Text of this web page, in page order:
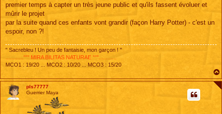
premier temps à capter un très jeune public et qu'ils fassent évoluer et
mûrir le projet
par la suite quand ces enfants vont grandir (façon Harry Potter) - c'est un
espoir, non ?!
" Sacrebleu ! Un peu de fantaisie, mon garçon ! "
............°°° MIRA BILITAS NATURAE °°°............
MCO1 : 19/20 ... MCO2 : 10/20 ... MCO3 : 15/20
pls77777
Guerrier Maya